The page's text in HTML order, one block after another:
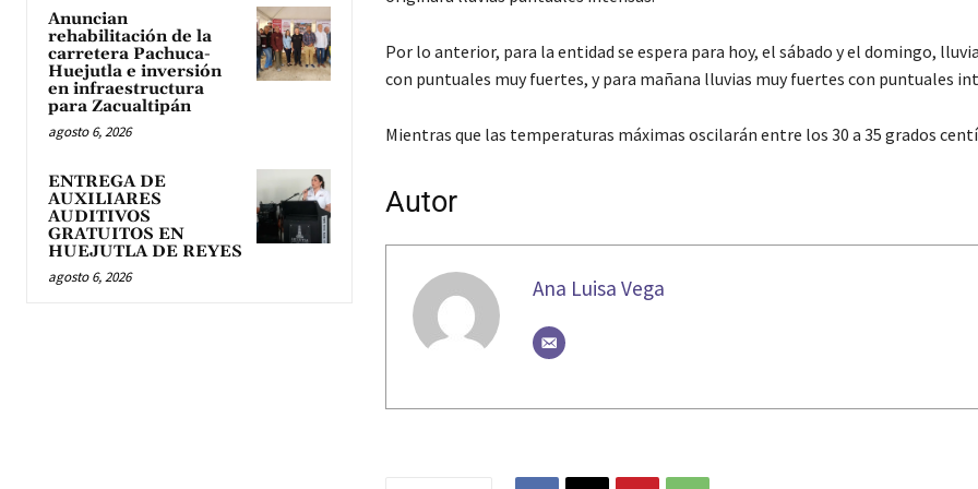
Anuncian
rehabilitación de la
carretera Pachuca-
Huejutla e inversión
en infraestructura
para Zacualtipán
agosto 6, 2026
ENTREGA DE
AUXILIARES
AUDITIVOS
GRATUITOS EN
HUEJUTLA DE REYES
agosto 6, 2026
Por lo anterior, para la entidad se espera para hoy, el sábado y el domingo,
con puntuales muy fuertes, y para mañana lluvias muy fuertes con puntuales
Mientras que las temperaturas máximas oscilarán entre los 30 a 35 grados
Autor
Ana Luisa Vega